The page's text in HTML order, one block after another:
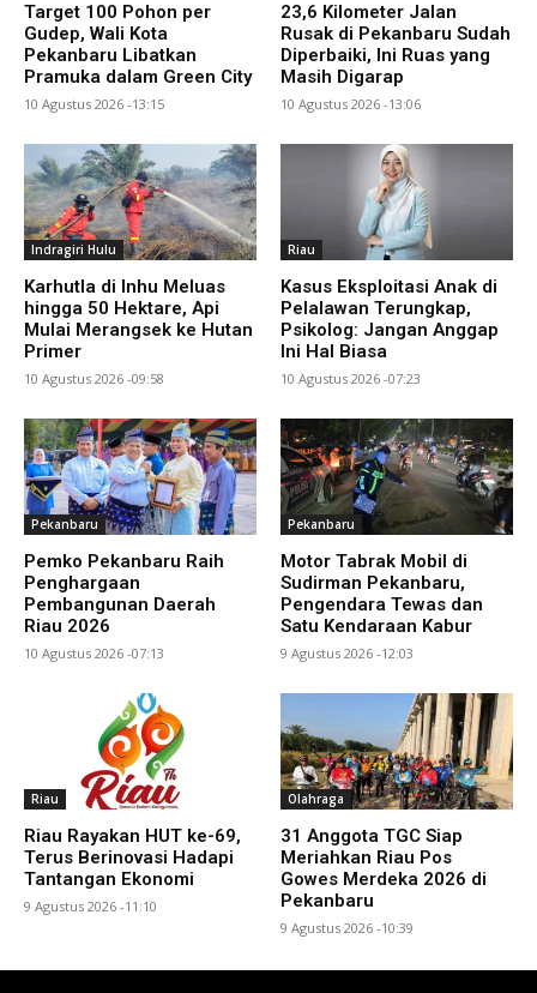
Target 100 Pohon per
Gudep, Wali Kota
Pekanbaru Libatkan
Pramuka dalam Green City
10 Agustus 2026 -13:15
23,6 Kilometer Jalan
Rusak di Pekanbaru Sudah
Diperbaiki, Ini Ruas yang
Masih Digarap
10 Agustus 2026 -13:06
Indragiri Hulu
Karhutla di Inhu Meluas
hingga 50 Hektare, Api
Mulai Merangsek ke Hutan
Primer
10 Agustus 2026 -09:58
Riau
Kasus Eksploitasi Anak di
Pelalawan Terungkap,
Psikolog: Jangan Anggap
Ini Hal Biasa
10 Agustus 2026 -07:23
Pekanbaru
Pemko Pekanbaru Raih
Penghargaan
Pembangunan Daerah
Riau 2026
10 Agustus 2026 -07:13
Pekanbaru
Motor Tabrak Mobil di
Sudirman Pekanbaru,
Pengendara Tewas dan
Satu Kendaraan Kabur
9 Agustus 2026 -12:03
Riau
Riau Rayakan HUT ke-69,
Terus Berinovasi Hadapi
Tantangan Ekonomi
9 Agustus 2026 -11:10
Olahraga
31 Anggota TGC Siap
Meriahkan Riau Pos
Gowes Merdeka 2026 di
Pekanbaru
9 Agustus 2026 -10:39